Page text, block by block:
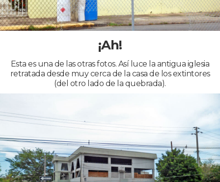
¡Ah!
Esta es una de las otras fotos. Así luce la antigua iglesia
retratada desde muy cerca de la casa de los extintores
(del otro lado de la quebrada).